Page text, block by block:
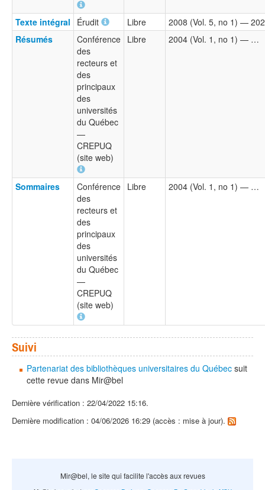
Texte intégral Érudit Libre
2008 (Vol. 5, no 1) —
Résumés
Conférence
des
recteurs et
des
principaux
des
universités
du Québec
—
CREPUQ
(site web)
Libre 2004 (Vol. 1, no 1) — …
Sommaires
Conférence
des
recteurs et
des
principaux
des
universités
du Québec
—
CREPUQ
(site web)
Libre 2004 (Vol. 1, no 1) — …
Suivi
Partenariat des bibliothèques universitaires du Québec suit
cette revue dans Mir@bel
Dernière vérification : 22/04/2022 15:16.
Dernière modification : 04/06/2026 16:29 (accès : mise à jour).
Mir@bel, le site qui facilite l'accès aux revues